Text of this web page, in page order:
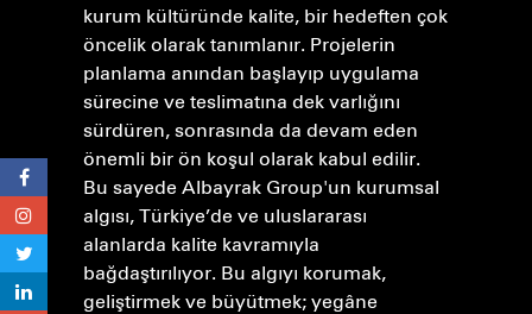
kurum kültüründe kalite, bir hedeften çok
öncelik olarak tanımlanır. Projelerin
planlama anından başlayıp uygulama
sürecine ve teslimatına dek varlığını
sürdüren, sonrasında da devam eden
önemli bir ön koşul olarak kabul edilir.
Bu sayede Albayrak Group'un kurumsal
algısı, Türkiye’de ve uluslararası
alanlarda kalite kavramıyla
bağdaştırılıyor. Bu algıyı korumak,
geliştirmek ve büyütmek; yegâne